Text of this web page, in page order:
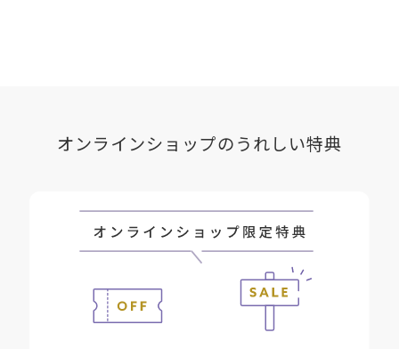
オンラインショップのうれしい特典